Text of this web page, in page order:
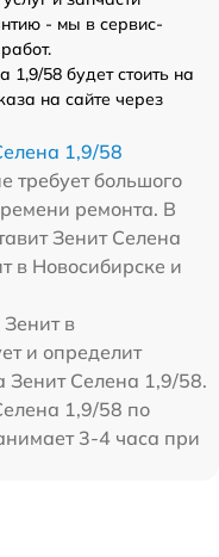
- мы в сервис-
1,9/58 будет стоить на
на сайте через
1,9/58
требует большого
ремонта. В
Зенит Селена
в Новосибирске и
в
и определит
Зенит Селена 1,9/58.
1,9/58 по
3-4 часа при